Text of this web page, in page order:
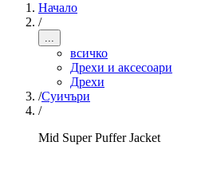
Начало
/
...
всичко
Дрехи и аксесоари
Дрехи
/Суичъри
/
Mid Super Puffer Jacket